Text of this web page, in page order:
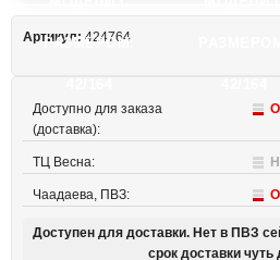
РАЗМЕРОМ:
Артикул: 424764
Доступно для заказа
(доставка):
ТЦ Весна:
Чаадаева, ПВЗ:
Доступен для доставки. Нет в ПВЗ
срок доставки